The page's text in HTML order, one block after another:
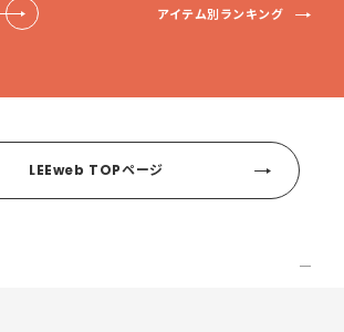
アイテム別ランキング
LEEweb TOPページ